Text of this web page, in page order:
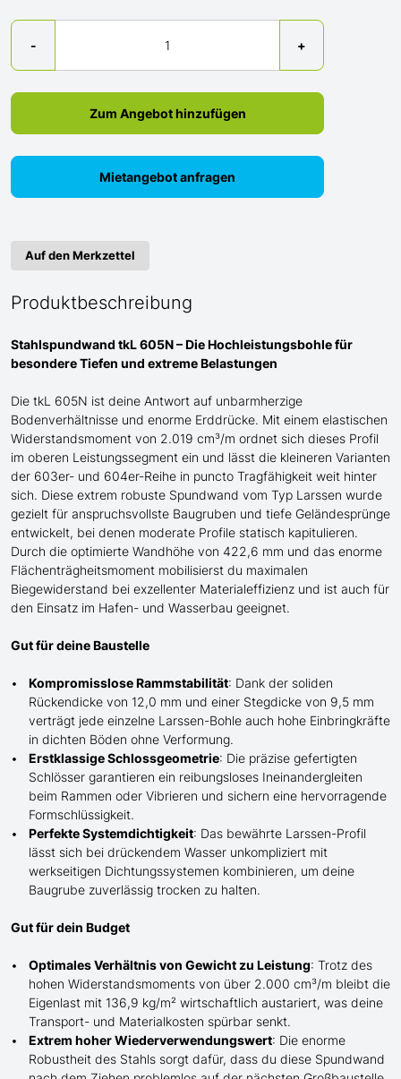
-
Menge
+
Zum Angebot hinzufügen
Mietangebot anfragen
Auf den Merkzettel
Produktbeschreibung
Stahlspundwand tkL 605N – Die Hochleistungsbohle für
besondereTiefen und extreme Belastungen
Die tkL 605N ist deine Antwort auf unbarmherzige
Bodenverhältnisse und enorme Erddrücke. Mit einem elastischen
Widerstandsmoment von 2.019 cm³/m ordnet sich dieses Profil
im oberen Leistungssegment ein und lässt die kleineren Varianten
der 603er- und 604er-Reihe in puncto Tragfähigkeit weit hinter
sich. Diese extrem robuste Spundwand vom Typ Larssen wurde
gezielt für anspruchsvollste Baugruben und tiefe Geländesprünge
entwickelt, bei denen moderate Profile statisch kapitulieren.
Durch die optimierte Wandhöhe von 422,6 mm und das enorme
Flächenträgheitsmoment mobilisierst du maximalen
Biegewiderstand bei exzellenter Materialeffizienz und ist auch für
den Einsatz im Hafen- und Wasserbau geeignet.
Gut für deine Baustelle
Kompromisslose Rammstabilität: Dank der soliden
Rückendicke von 12,0 mm und einer Stegdicke von 9,5 mm
verträgt jede einzelne Larssen-Bohle auch hohe Einbringkräfte
in dichten Böden ohne Verformung.
Erstklassige Schlossgeometrie: Die präzise gefertigten
Schlösser garantieren ein reibungsloses Ineinandergleiten
beim Rammen oder Vibrieren und sichern eine hervorragende
Formschlüssigkeit.
Perfekte Systemdichtigkeit: Das bewährte Larssen-Profil
lässt sich bei drückendem Wasser unkompliziert mit
werkseitigen Dichtungssystemen kombinieren, um deine
Baugrube zuverlässig trocken zu halten.
Gut für dein Budget
Optimales Verhältnis von Gewicht zu Leistung: Trotz des
hohen Widerstandsmoments von über 2.000 cm³/m bleibt die
Eigenlast mit 136,9 kg/m² wirtschaftlich austariert, was deine
Transport- und Materialkosten spürbar senkt.
Extrem hoher Wiederverwendungswert: Die enorme
Robustheit des Stahls sorgt dafür, dass du diese Spundwand